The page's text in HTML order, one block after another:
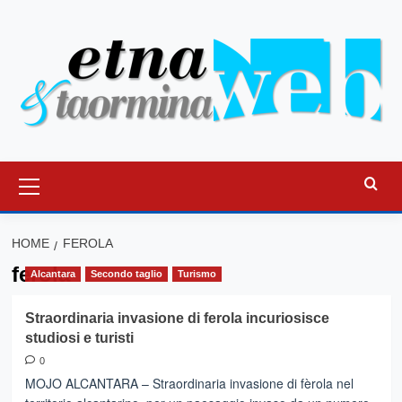
principale
HOME FEROLA
ferola
Alcantara Secondo taglio Turismo
Straordinaria invasione di ferola incuriosisce
studiosi e turisti
0
MOJO ALCANTARA – Straordinaria invasione di fèrola nel